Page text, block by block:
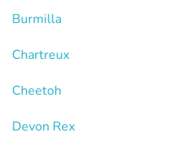
Burmilla
Chartreux
Cheetoh
Devon Rex